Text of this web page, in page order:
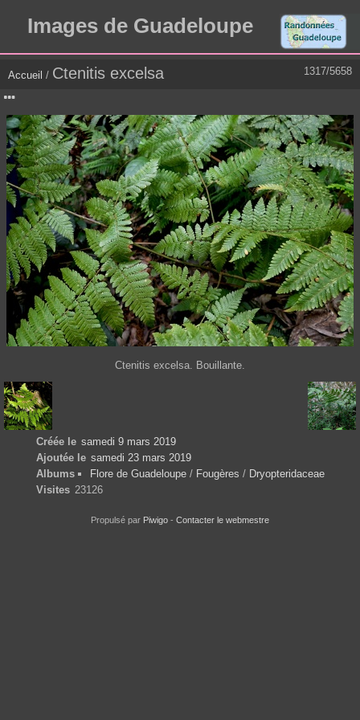
Images de Guadeloupe
1317/5658
Accueil / Ctenitis excelsa
Ctenitis excelsa. Bouillante.
Créée le samedi 9 mars 2019
Ajoutée le samedi 23 mars 2019
Albums
Flore de Guadeloupe / Fougères / Dryopteridaceae
Visites 23126
Propulsé par Piwigo - Contacter le webmestre